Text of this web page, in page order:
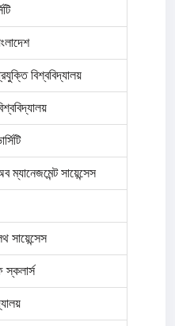
বিশ্ববিদ্যালয়
সায়েন্সেস
সায়েন্সেস
স্কলার্স